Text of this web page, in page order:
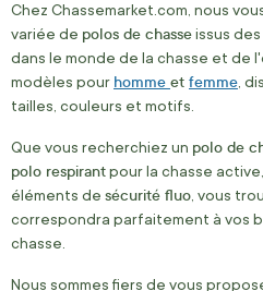
Chez Chassemarket.com, nous
variée de polos de chasseissus
dans le monde de la chasse et de
modèles pour homme et femme,
tailles, couleurs et motifs.
Que vous recherchiez un polo de
polo respirantpour la chasse
éléments de sécurité fluo, vous
correspondra parfaitement à vos
chasse.
Nous sommes fiers de vous